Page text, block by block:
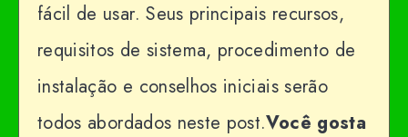
fácil de usar. Seus principais recursos,
requisitos de sistema, procedimento de
instalação e conselhos iniciais serão
todos abordados neste post.Você gosta